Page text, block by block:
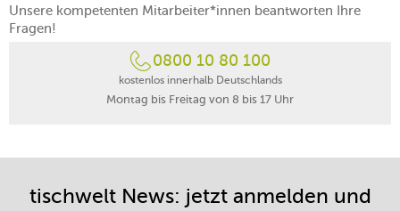
Unsere kompetenten Mitarbeiter*innen beantworten Ihre
Fragen!
0800 10 80 100
kostenlos innerhalb Deutschlands
Montag bis Freitag von 8 bis 17 Uhr
tischwelt News: jetzt anmelden und